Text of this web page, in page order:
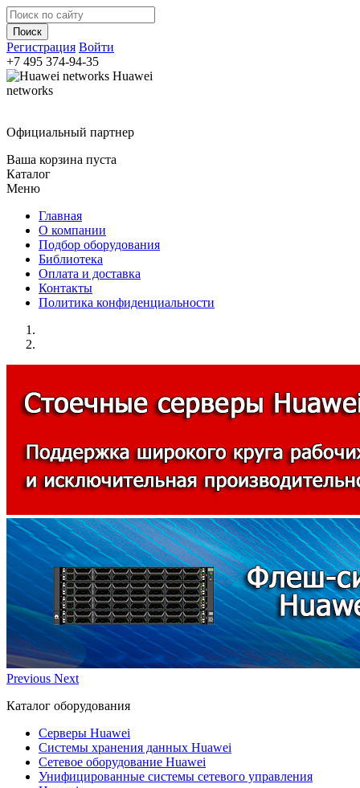
Регистрация Войти
+7 495 374-94-35
Huawei
networks
Официальный партнер
Ваша корзина пуста
Каталог
Меню
Главная
О компании
Подбор оборудования
Библиотека
Оплата и доставка
Контакты
Политика конфиденциальности
Previous Next
Каталог оборудования
Серверы Huawei
Системы хранения данных Huawei
Сетевое оборудование Huawei
Унифицированные системы сетевого управления